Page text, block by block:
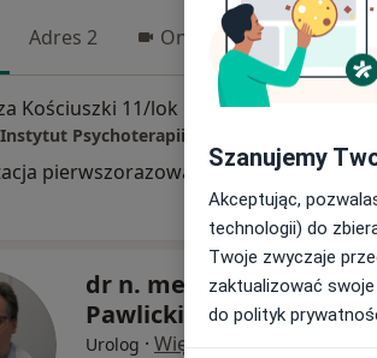
Adres 2 Online
Kościuszki 11/lok 19, Bochnia
Psychoterapii Justyna Rać
pierwszorazowa 190 zł
dr n. med. Bohdan
Pawlicki
Urolog · Więcej
Szanujemy
Akceptując,
technologii) do
Twoje zwyczaje
zaktualizować
do polityk